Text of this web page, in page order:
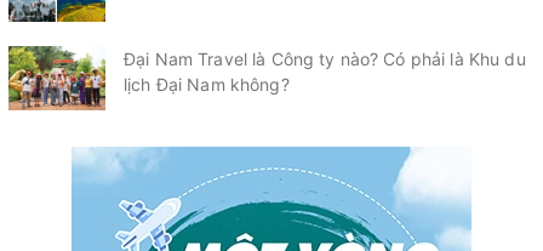
Đại Nam Travel là Công ty nào? Có phải là Khu du
lịch Đại Nam không?